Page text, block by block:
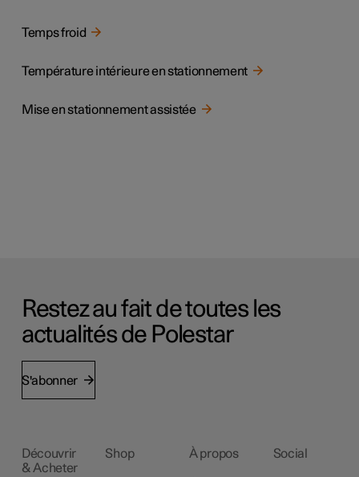
Temps froid
Température intérieure en stationnement
Mise en stationnement assistée
Restez au fait de toutes les
actualités de Polestar
S'abonner
Découvrir
& Acheter
Shop À propos Social